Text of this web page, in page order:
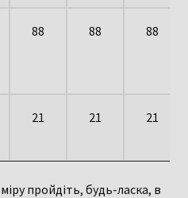
88 88 88
21 21 21
пройдіть, будь-ласка, в